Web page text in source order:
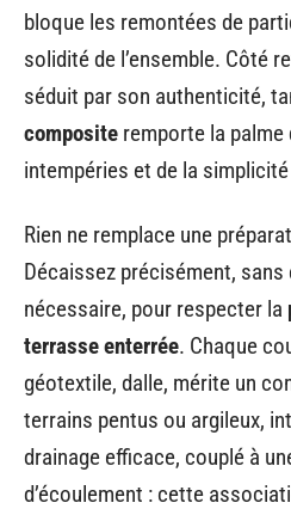
bloque les remontées de
solidité de l’ensemble. Côté
séduit par son authenticité,
composite remporte la
intempéries et de la simplicité
Rien ne remplace une
Décaissez précisément, sans
nécessaire, pour respecter la
terrasse enterrée. Chaque
géotextile, dalle, mérite un
terrains pentus ou argileux,
drainage efficace, couplé à
d’écoulement : cette